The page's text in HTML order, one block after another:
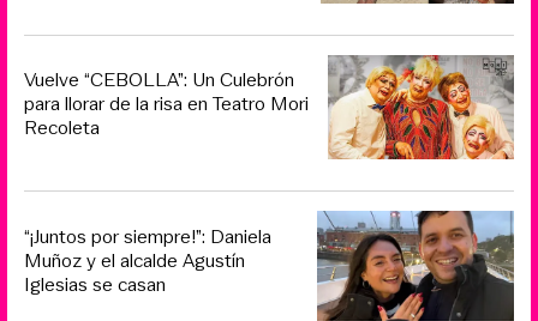
Vuelve “CEBOLLA”: Un Culebrón
para llorar de la risa en Teatro Mori
Recoleta
“¡Juntos por siempre!”: Daniela
Muñoz y el alcalde Agustín
Iglesias se casan